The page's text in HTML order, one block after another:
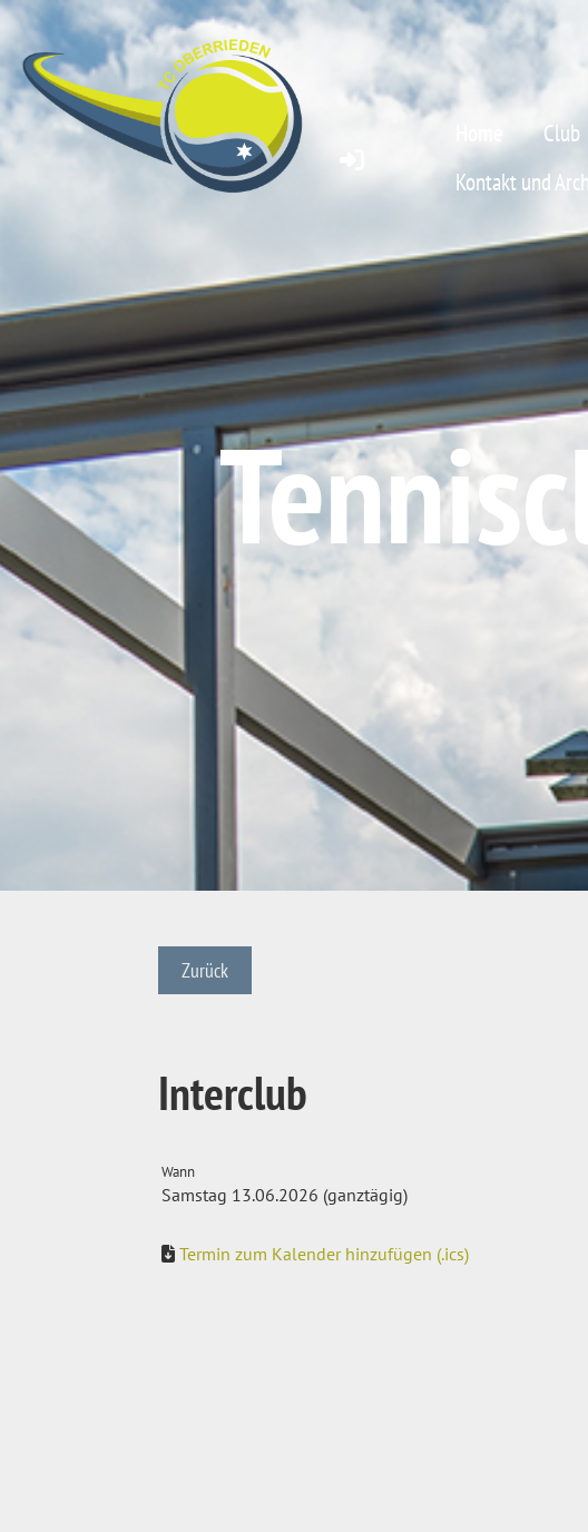
Club
Kontakt und
Zurück
Interclub
Wann
Samstag 13.06.2026 (ganztägig)
Termin zum Kalender hinzufügen (.ics)